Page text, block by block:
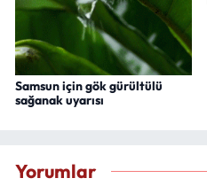
Samsun için gök gürültülü
sağanak uyarısı
Yorumlar